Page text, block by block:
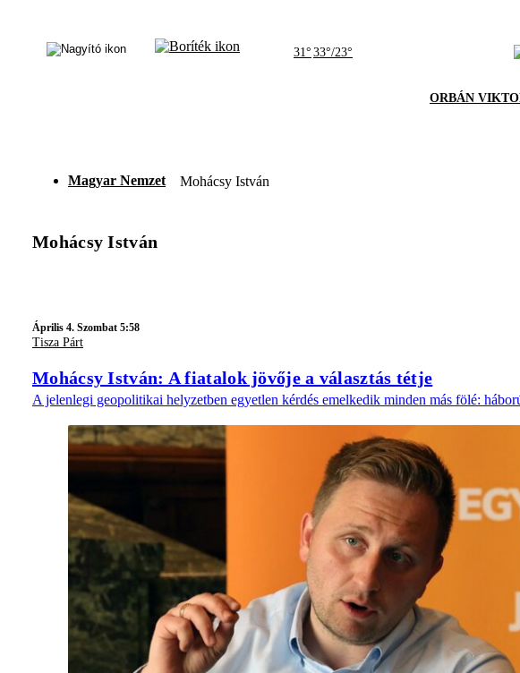
31° 33°/23°
ORBÁN
Magyar Nemzet Mohácsy István
Mohácsy István
Április 4. Szombat 5:58
Tisza Párt
Mohácsy István: A fiatalok jövője a választás tétje
A jelenlegi geopolitikai helyzetben egyetlen kérdés emelkedik minden más fölé: